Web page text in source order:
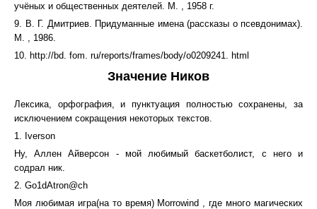
учёных и общественных деятелей. М. , 1958 г.
9. В. Г. Дмитриев. Придуманные имена (рассказы о псевдонимах).
М. , 1986.
10. http://bd. fom. ru/reports/frames/body/o0209241. html
Значение Ников
Лексика, орфография, и пунктуация полностью сохранены, за
исключением сокращения некоторых текстов.
1. Iverson
Ну, Аллен Айверсон - мой любимый баскетболист, с него и
содрал ник.
2. Go1dAtron@ch
Моя любимая игра(на то время) Morrowind , где много магических